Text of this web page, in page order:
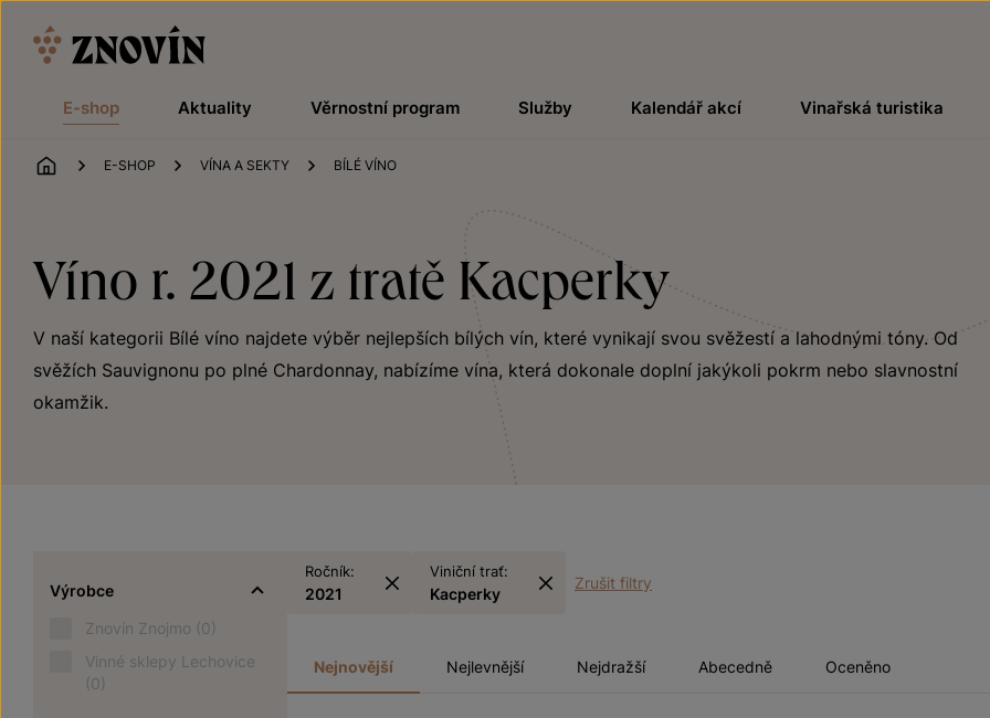
E-shop Aktuality Věrnostní program Služby Kalendář akcí Vinařská turistika
ÚVOD
E-SHOP VÍNA A SEKTY BÍLÉ VÍNO
Víno r. 2021 z tratě Kacperky
V naší kategorii Bílé víno najdete výběr nejlepších bílých vín, které vynikají svou svěžestí a lahodnými tóny. Od
svěžích Sauvignonu po plné Chardonnay, nabízíme vína, která dokonale doplní jakýkoli pokrm nebo slavnostní
okamžik.
Výrobce
Znovín Znojmo (0)
Vinné sklepy Lechovice
(0)
Ročník:
2021
Viniční trať:
Kacperky
Zrušit filtry
Nejnovější Nejlevnější Nejdražší Abecedně Oceněno